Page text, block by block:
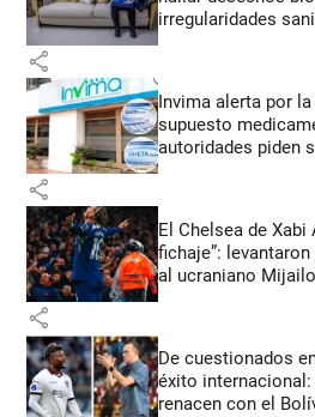
irregularidades
share
Invima alerta por
supuesto
autoridades piden
share
El Chelsea de Xabi
fichaje”:
al ucraniano
share
De cuestionados
éxito
renacen con el